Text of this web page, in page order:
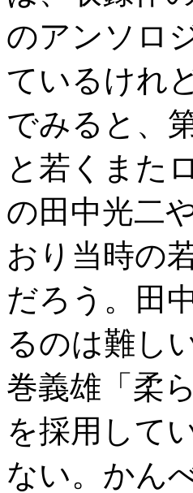
のアンソロ
ているけれ
でみると、
と若くまた
の田中光二
おり当時の
だろう。田
るのは難し
巻義雄「柔
を採用して
ない。かん